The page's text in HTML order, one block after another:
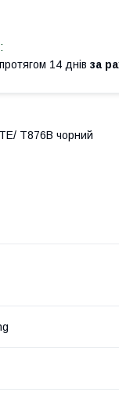
14 днів за
T876B чорний